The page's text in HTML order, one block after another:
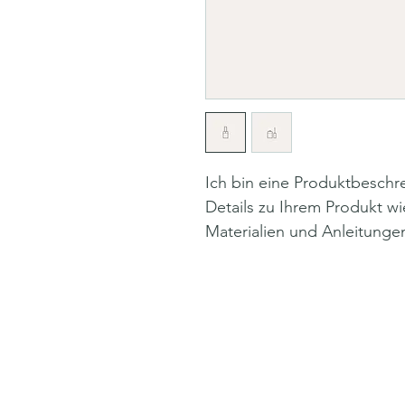
Ich bin eine
Details zu Ihrem Produkt
Materialien und